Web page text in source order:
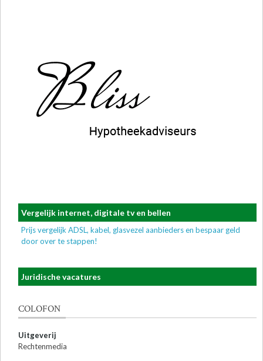
Vergelijk internet, digitale tv en bellen
Prijs vergelijk ADSL, kabel, glasvezel aanbieders en bespaar geld
door over te stappen!
Juridische vacatures
COLOFON
Uitgeverij
Rechtenmedia